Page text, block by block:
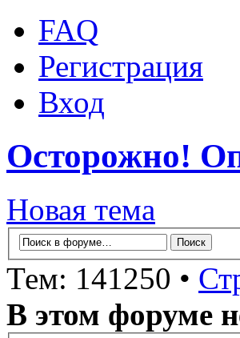
FAQ
Регистрация
Вход
Осторожно!
Новая тема
Тем: 141250 •
В этом форуме